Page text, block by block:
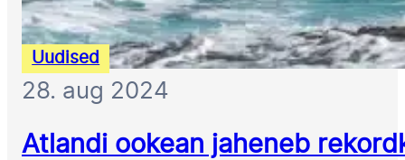
Uudised
28. aug 2024
Atlandi ookean jaheneb